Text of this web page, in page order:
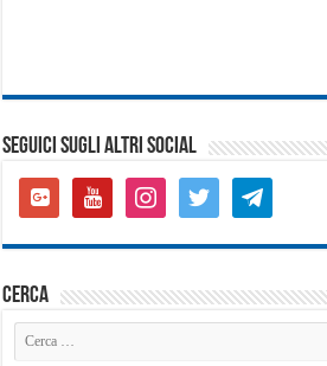
SEGUICI SUGLI ALTRI SOCIAL
google-
plus-
youtube instagramtwitter telegram
cerca